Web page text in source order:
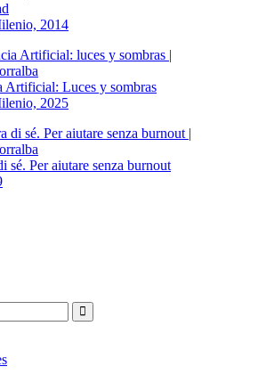
2014
Artificial: Luces y sombras
2025
sé. Per aiutare senza burnout